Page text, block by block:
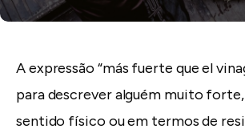
A expressão “más fuerte que el
para descrever alguém muito forte,
sentido físico ou em termos de